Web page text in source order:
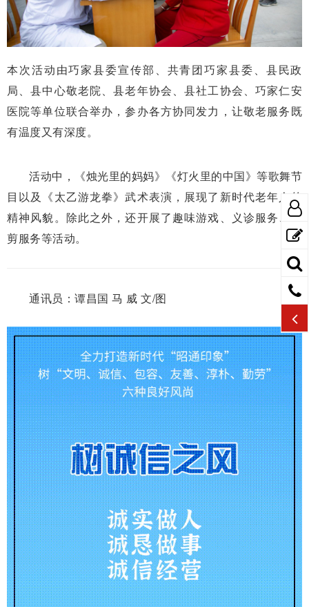
本次活动由巧家县委宣传部、共青团巧家县委、县民政
局、县中心敬老院、县老年协会、县社工协会、巧家仁安
医院等单位联合举办，参办各方协同发力，让敬老服务既
有温度又有深度。
活动中，《烛光里的妈妈》《灯火里的中国》等歌舞节
目以及《太乙游龙拳》武术表演，展现了新时代老年人的
精神风貌。除此之外，还开展了趣味游戏、义诊服务、义
剪服务等活动。
通讯员：谭昌国 马 威 文/图